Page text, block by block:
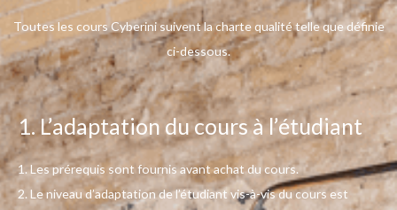
Toutes les cours Cyberini suivent la charte qualité telle que définie
ci-dessous.
1. L’adaptation du cours à l’étudiant
1. Les prérequis sont fournis avant achat du cours.
2. Le niveau d’adaptation de l’étudiant vis-à-vis du cours est